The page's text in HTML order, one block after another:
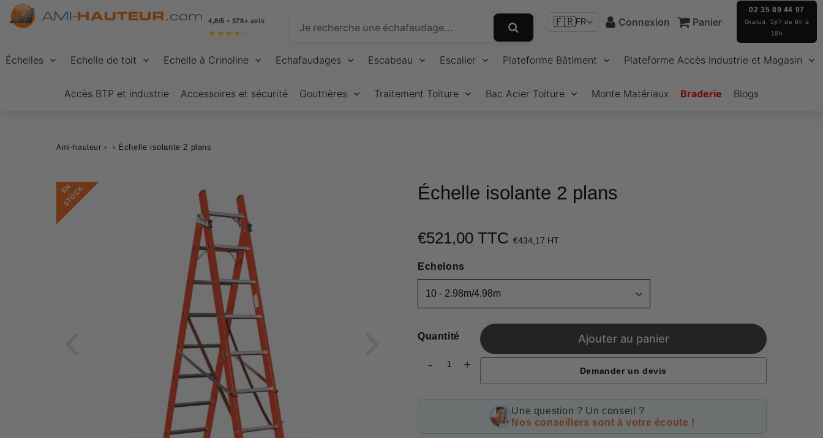
4,8/5 • 378+ avis
★ ★ ★ ★ ☆
🇫🇷FR Connexion Panier
02 35 89 44 97
Gratuit, 5j/7 de 9h à
18h
Échelles Echelle de toit Echelle à Crinoline Echafaudages Escabeau Escalier Plateforme Bâtiment Plateforme Accès Industrie et Magasin
Accès BTP et industrie Accessoires et sécurité Gouttières Traitement Toiture Bac Acier Toiture Monte Matériaux Braderie Blogs
Ami-hauteur › › Échelle isolante 2 plans
E
N
S
T
O
C
K Échelle isolante 2 plans
€521,00 TTC €434,17 HT
Echelons
Quantité
- +
Ajouter au panier
Demander un devis
Une question ? Un conseil ?
Nos conseillers sont à votre écoute !